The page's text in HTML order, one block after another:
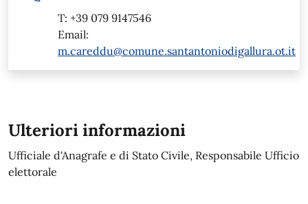
T: +39 079 9147546
Email:
m.careddu@comune.santantoniodigallura.ot.it
Ulteriori informazioni
Ufficiale d'Anagrafe e di Stato Civile, Responsabile Ufficio
elettorale